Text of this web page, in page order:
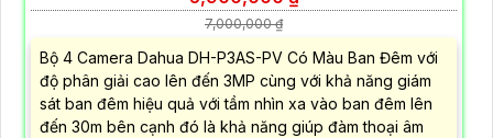
7,000,000 ₫
Bộ 4 Camera Dahua DH-P3AS-PV Có Màu Ban Đêm với
độ phân giải cao lên đến 3MP cùng với khả năng giám
sát ban đêm hiệu quả với tầm nhìn xa vào ban đêm lên
đến 30m bên cạnh đó là khả năng giúp đàm thoại âm